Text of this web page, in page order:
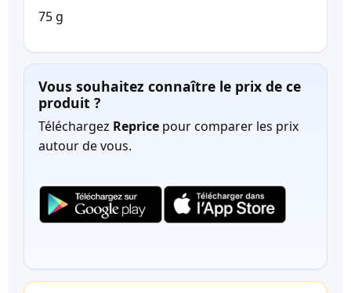
75 g
Vous souhaitez connaître le prix de ce
produit ?
Téléchargez Reprice pour comparer les prix
autour de vous.